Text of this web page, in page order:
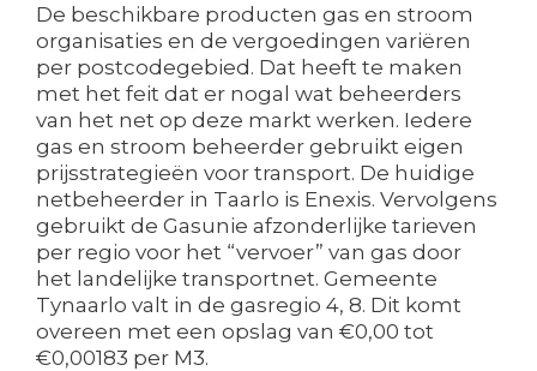
De beschikbare producten gas en stroom
organisaties en de vergoedingen variëren
per postcodegebied. Dat heeft te maken
met het feit dat er nogal wat beheerders
van het net op deze markt werken. Iedere
gas en stroom beheerder gebruikt eigen
prijsstrategieën voor transport. De huidige
netbeheerder in Taarlo is Enexis. Vervolgens
gebruikt de Gasunie afzonderlijke tarieven
per regio voor het “vervoer” van gas door
het landelijke transportnet. Gemeente
Tynaarlo valt in de gasregio 4, 8. Dit komt
overeen met een opslag van €0,00 tot
€0,00183 per M3.